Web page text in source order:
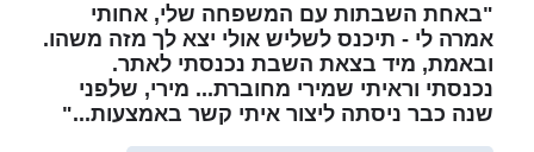
"באחת השבתות עם המשפחה שלי, אחותי
אמרה לי - תיכנס לשליש אולי יצא לך מזה משהו.
ובאמת, מיד בצאת השבת נכנסתי לאתר.
נכנסתי וראיתי שמירי מחוברת... מירי, שלפני
שנה כבר ניסתה ליצור איתי קשר באמצעות..."